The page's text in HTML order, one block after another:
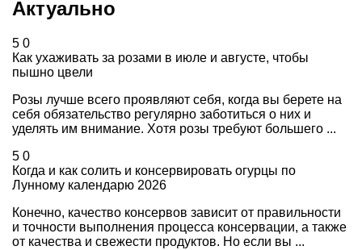
Актуально
5 0
Как ухаживать за розами в июле и августе, чтобы
пышно цвели
Розы лучше всего проявляют себя, когда вы берете на
себя обязательство регулярно заботиться о них и
уделять им внимание. Хотя розы требуют большего ...
5 0
Когда и как солить и консервировать огурцы по
Лунному календарю 2026
Конечно, качество консервов зависит от правильности
и точности выполнения процесса консервации, а также
от качества и свежести продуктов. Но если вы ...